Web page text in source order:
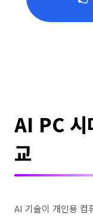
AI PC 시
교
AI 기술이 개인용 컴